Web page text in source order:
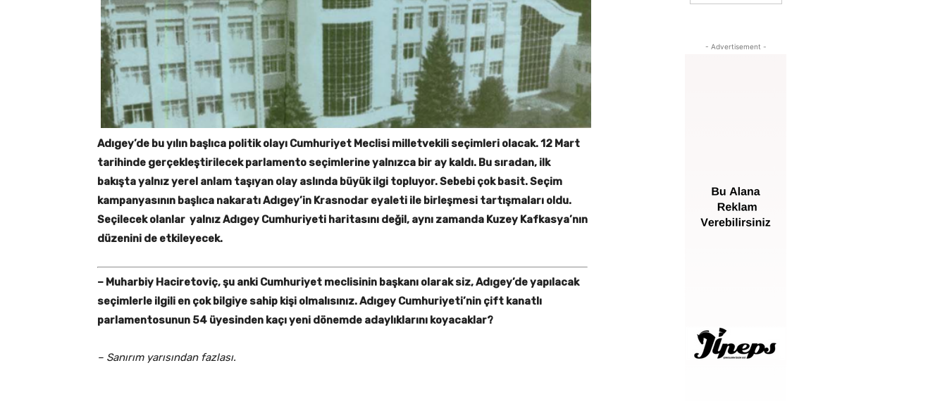
Adıgey’de bu yılın başlıca politik olayı Cumhuriyet Meclisi milletvekili seçimleri olacak. 12 Mart
tarihinde gerçekleştirilecek parlamento seçimlerine yalnızca bir ay kaldı. Bu sıradan, ilk
bakışta yalnız yerel anlam taşıyan olay aslında büyük ilgi topluyor. Sebebi çok basit. Seçim
kampanyasının başlıca nakaratı Adıgey’in Krasnodar eyaleti ile birleşmesi tartışmaları oldu.
Seçilecek olanlar yalnız Adıgey Cumhuriyeti haritasını değil, aynı zamanda Kuzey Kafkasya’nın
düzenini de etkileyecek.
– Muharbiy Haciretoviç, şu anki Cumhuriyet meclisinin başkanı olarak siz, Adıgey’de yapılacak
seçimlerle ilgili en çok bilgiye sahip kişi olmalısınız. Adıgey Cumhuriyeti’nin çift kanatlı
parlamentosunun 54 üyesinden kaçı yeni dönemde adaylıklarını koyacaklar?
– Sanırım yarısından fazlası.
- Advertisement -